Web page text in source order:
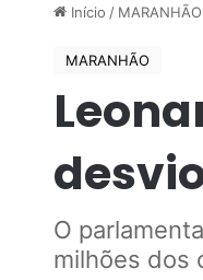
Início / MARANHÃO
MARANHÃO
O
milhões dos